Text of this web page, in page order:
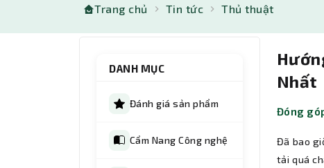
Trang chủ Tin tức Thủ thuật
DANH MỤC
Đánh giá sản phẩm
Cẩm Nang Công nghệ
Nhất
Đóng
Đã bao
tải quá